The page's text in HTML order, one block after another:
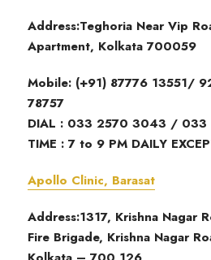
Address:Teghoria Near Vip
Apartment, Kolkata 700059
Mobile: (+91) 87776 13551/
78757
DIAL : 033 2570 3043 /
TIME : 7 to 9 PM DAILY
Apollo Clinic, Barasat
Address:1317, Krishna Nagar
Fire Brigade, Krishna Nagar